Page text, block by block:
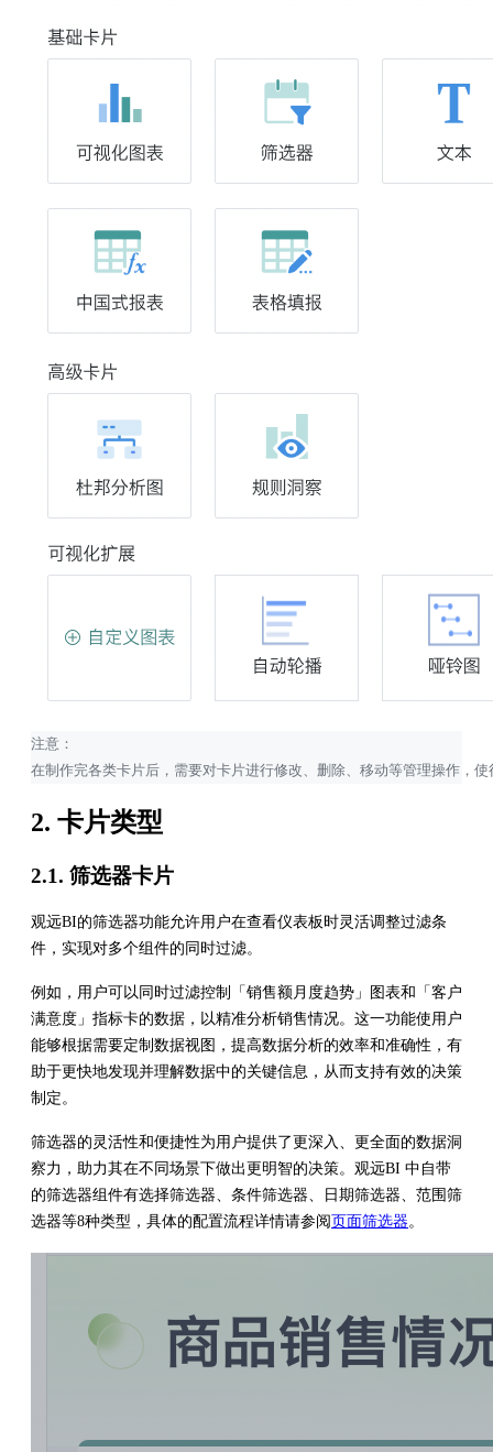
注意：
在制作完各类卡片后，需要对卡片进行修改、删除、移动等管理操作，
2. 卡片类型
2.1. 筛选器卡片
观远BI的筛选器功能允许用户在查看仪表板时灵活调整过滤条
件，实现对多个组件的同时过滤。
例如，用户可以同时过滤控制「销售额月度趋势」图表和「客户
满意度」指标卡的数据，以精准分析销售情况。这一功能使用户
能够根据需要定制数据视图，提高数据分析的效率和准确性，有
助于更快地发现并理解数据中的关键信息，从而支持有效的决策
制定。
筛选器的灵活性和便捷性为用户提供了更深入、更全面的数据洞
察力，助力其在不同场景下做出更明智的决策。观远BI 中自带
的筛选器组件有选择筛选器、条件筛选器、日期筛选器、范围筛
选器等8种类型，具体的配置流程详情请参阅页面筛选器 。